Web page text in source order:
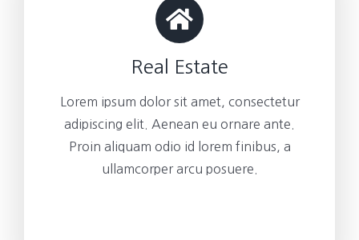
Real Estate
Lorem ipsum dolor sit amet, consectetur
adipiscing elit. Aenean eu ornare ante.
Proin aliquam odio id lorem finibus, a
ullamcorper arcu posuere.